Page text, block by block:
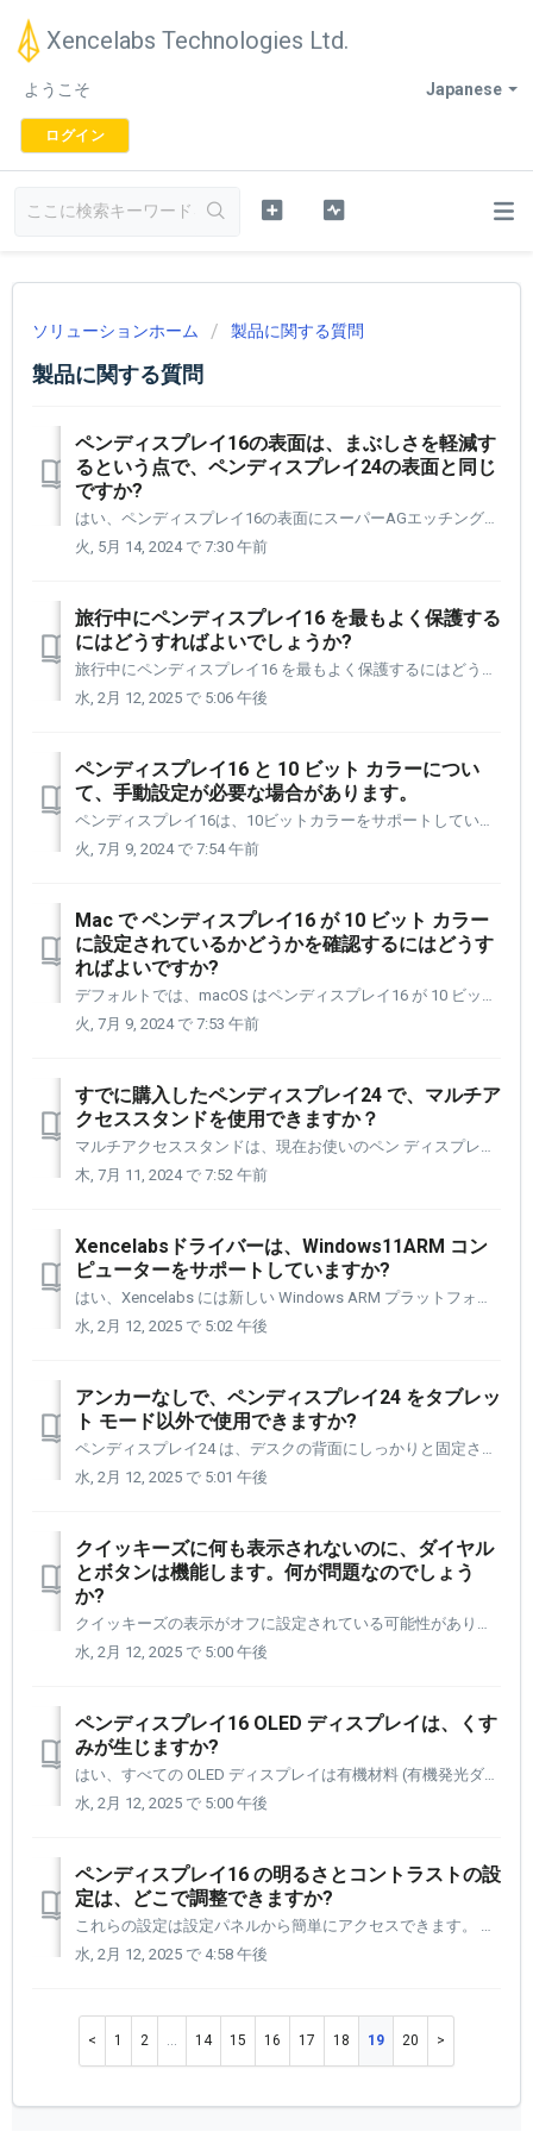
Xencelabs Technologies Ltd.
Japanese
ようこそ
ログイン
ソリューションホーム 製品に関する質問
製品に関する質問
ペンディスプレイ16の表面は、まぶしさを軽減す
るという点で、ペンディスプレイ24の表面と同じ
ですか?
はい、ペンディスプレイ16の表面にスーパーAGエッチングが追加されており、マルチライト環境でグレアを効果的に低減します。
火, 5月 14, 2024 で 7:30 午前
旅行中にペンディスプレイ16 を最もよく保護する
にはどうすればよいでしょうか?
旅行中にペンディスプレイ16 を最もよく保護するにはどうすればよいでしょうか? ペンディスプレイ16 は持ち運びやすく、簡単に持ち運べるように設計されています。以下は、ペンディスプレイ16 を持って旅行する際に覚えておくべきいくつかのことがあります。 可能な場合は、ペンディスプレイ16 に付属の保護...
水, 2月 12, 2025 で 5:06 午後
ペンディスプレイ16 と 10 ビット カラーについ
て、手動設定が必要な場合があります。
ペンディスプレイ16は、10ビットカラーをサポートしているため、お客様のビデオグラフィックカードが10ビットカラーをサポートしている限り、10億7000万色を表示できます。 但し、Windows ラップトップと MacBook Air では、PD16 は自動的に 10 ビットとして認識されますが、デスク...
火, 7月 9, 2024 で 7:54 午前
Mac で ペンディスプレイ16 が 10 ビット カラー
に設定されているかどうかを確認するにはどうす
ればよいですか?
デフォルトでは、macOS はペンディスプレイ16 が 10 ビットの色で動作します。 システム レポートのグラフィックス/ディスプレイ レポートにアクセスすると、ペンディスプレイ16 が 10 ビットの色で動作していることを確認できます。 右側のレポートにアクセスするには: 左上隅の...
火, 7月 9, 2024 で 7:53 午前
すでに購入したペンディスプレイ24 で、マルチア
クセススタンドを使用できますか？
マルチアクセススタンドは、現在お使いのペン ディスプレイ24 と一緒に使用できます。 チルトスタンドをペン ディスプレイ24 の背面に固定している 4 本のネジを外す必要があります。 外したら、マルチアクセススタンドケーブルハブを、ペン ディスプレイ24 の背面に接続できます。 ガイドに従って、最初...
木, 7月 11, 2024 で 7:52 午前
Xencelabsドライバーは、Windows11ARM コン
ピューターをサポートしていますか?
はい、Xencelabs には新しい Windows ARM プラットフォーム用のドライバーがあります。以下のリンクを使用して、ドライバー ページで見つけることができます。 ドライバー リンク: https://www.xencelabs.com/jp/support/download-drivers ...
水, 2月 12, 2025 で 5:02 午後
アンカーなしで、ペンディスプレイ24 をタブレッ
ト モード以外で使用できますか?
ペンディスプレイ24 は、デスクの背面にしっかりと固定されていない限り、デスク外で使用するようには設計されていません。 クイック スタート ガイド (QSG 英語版) に記載されている手順に従って、デスク外モードを設定するのはお客様の責任であることにご注意ください。 これらの指示に従わないと、ペ...
水, 2月 12, 2025 で 5:01 午後
クイッキーズに何も表示されないのに、ダイヤル
とボタンは機能します。何が問題なのでしょう
か?
クイッキーズの表示がオフに設定されている可能性があります。以下の手順に従って、そのことを確認してください。 設定パネルを開いてください: [1] 左側のナビゲーション列からクイッキーズを選択します。 [2] 右上のカスタマイズドロップダウンメニューをクリックします。 [3] 次...
水, 2月 12, 2025 で 5:00 午後
ペンディスプレイ16 OLED ディスプレイは、くす
みが生じますか?
はい、すべての OLED ディスプレイは有機材料 (有機発光ダイオード) で製造されているため、くすみが生じる可能性があります。 Xencelabs は、Xencelabs OLED ディスプレイのくすみを最小限に抑え、寿命を最大化する機能を組み込んだ高品質の OLED パネルを選択しました。 ...
水, 2月 12, 2025 で 5:00 午後
ペンディスプレイ16 の明るさとコントラストの設
定は、どこで調整できますか?
これらの設定は設定パネルから簡単にアクセスできます。 設定パネルを開く必要があります。 [1] 左側のナビゲーション列からデバイス設定を選択します。 [2] 次にクイックアクションを選択します。 [3] セレクタースイッチを左または右に動かして、希望のレベルに達するまで、ペンデ...
水, 2月 12, 2025 で 4:58 午後
1 2 … 14 15 16 17 18 19 20